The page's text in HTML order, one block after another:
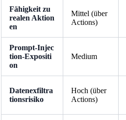
Fähigkeit zu
realen Aktion
en
Mittel (über
Actions)
Prompt-Injec
tion-Expositi
on
Medium
Datenexfiltra
tionsrisiko
Hoch (über
Actions)